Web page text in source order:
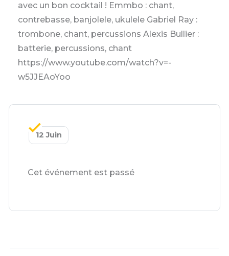
avec un bon cocktail ! Emmbo : chant,
contrebasse, banjolele, ukulele Gabriel Ray :
trombone, chant, percussions Alexis Bullier :
batterie, percussions, chant
https://www.youtube.com/watch?v=-
w5JJEAoYoo
12 Juin
Cet événement est passé